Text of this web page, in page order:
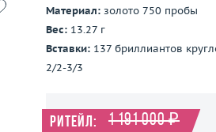
Материал: золото 750 пробы
Вес: 13.27 г
Вставки: 137 бриллиантов
2/2-3/3
Ритейл: 1 191 000 ₽